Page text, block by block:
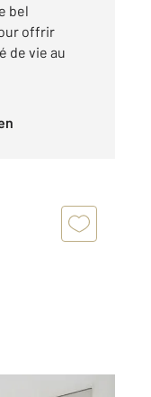
bel
offrir
de vie au